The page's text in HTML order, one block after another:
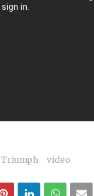
Triumph video